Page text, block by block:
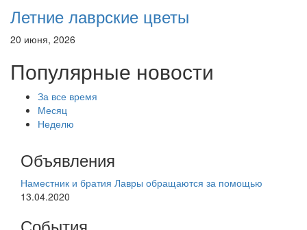
Летние лаврские цветы
20 июня, 2026
Популярные новости
За все время
Месяц
Неделю
Объявления
Наместник и братия Лавры обращаются за помощью
13.04.2020